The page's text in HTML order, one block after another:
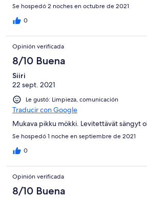
Se hospedó 2 noches en octubre de 2021
0
Opinión verificada
8/10 Buena
Siiri
22 sept. 2021
Le gustó: Limpieza, comunicación
Traducir con Google
Mukava pikku mökki. Levitettävät sängyt
Se hospedó 1 noche en septiembre de 2021
0
Opinión verificada
8/10 Buena